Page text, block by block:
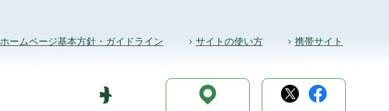
ホームページ基本方針・ガイドライン サイトの使い方 携帯サイト